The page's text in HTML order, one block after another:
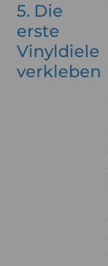
5. Die
erste
Vinyldiele
verkleben